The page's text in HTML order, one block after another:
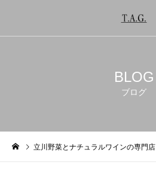
BLOG
ブログ
立川野菜とナチュラルワインの専門店